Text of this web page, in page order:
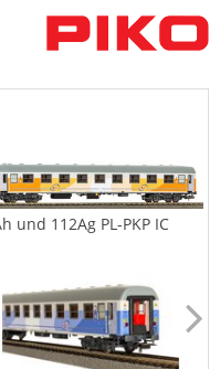
und 112Ag PL-PKP IC